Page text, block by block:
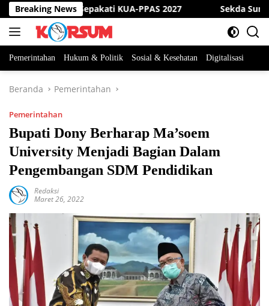
Langsung
ke
konten
Breaking News
Sumedang Sepakati KUA-PPAS 2027 Sekda
Pemerintahan Hukum & Politik Sosial & Kesehatan Digitalisasi
Beranda Pemerintahan
Pemerintahan
Bupati Dony Berharap Ma’soem
University Menjadi Bagian Dalam
Pengembangan SDM Pendidikan
Redaksi
Maret 26, 2022